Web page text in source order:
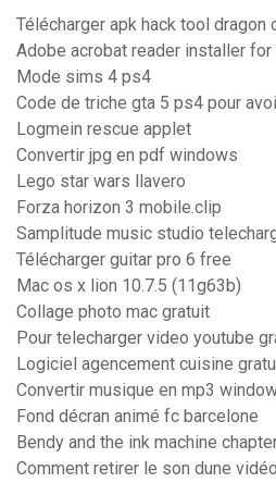
Télécharger apk hack tool dragon
Adobe acrobat reader installer
Mode sims 4 ps4
Code de triche gta 5 ps4 pour
Logmein rescue applet
Convertir jpg en pdf windows
Lego star wars llavero
Forza horizon 3 mobile.clip
Samplitude music studio
Télécharger guitar pro 6 free
Mac os x lion 10.7.5 (11g63b)
Collage photo mac gratuit
Pour telecharger video youtube
Logiciel agencement cuisine
Convertir musique en mp3
Fond décran animé fc barcelone
Bendy and the ink machine
Comment retirer le son dune